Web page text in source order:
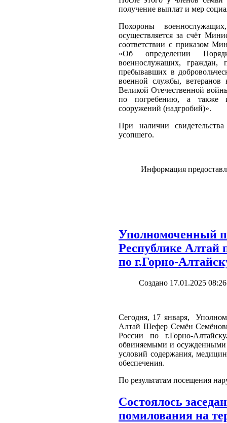
получение выплат и мер
Похороны
осуществляется за счёт
соответствии с приказом
«Об определении
военнослужащих, граждан,
пребывавших в
военной службы, ветеранов
Великой Отечественной
по погребению, а также
сооружений (надгробий)».
При наличии
усопшего.
Информация
Уполномоченный
Республике
по г.Горно-
Создано 17.01.2025 08:26
Сегодня, 17 января,
Алтай Шефер Семён
России по г.Горно-
обвиняемыми и осужденными
условий содержания,
обеспечения.
По результатам посещения
Состоялось
помилования на